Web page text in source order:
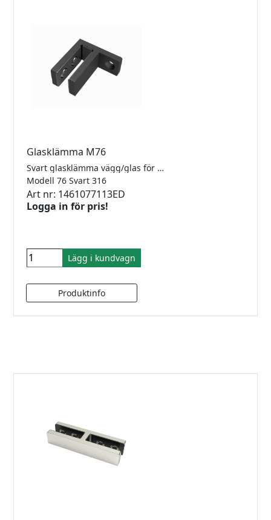
Glasklämma M76
Svart glasklämma vägg/glas för 8-12.76mm glas. Rostfritt 316.
Modell 76 Svart 316
Art nr: 1461077113ED
Logga in för pris!
Lägg i kundvagn